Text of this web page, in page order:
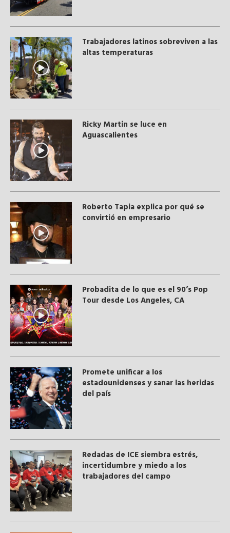
Trabajadores latinos sobreviven a las
altas temperaturas
Ricky Martin se luce en
Aguascalientes
Roberto Tapia explica por qué se
convirtió en empresario
Probadita de lo que es el 90’s Pop
Tour desde Los Angeles, CA
Promete unificar a los
estadounidenses y sanar las heridas
del país
​Redadas de ICE siembra estrés,
incertidumbre y miedo a los
trabajadores del campo